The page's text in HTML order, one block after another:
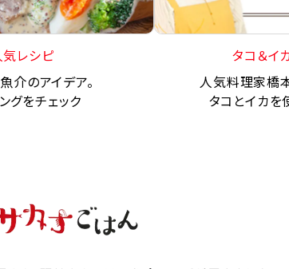
レシピ
介のアイデア。
グをチェック
タコ＆イ
人気料理家橋
タコとイカを